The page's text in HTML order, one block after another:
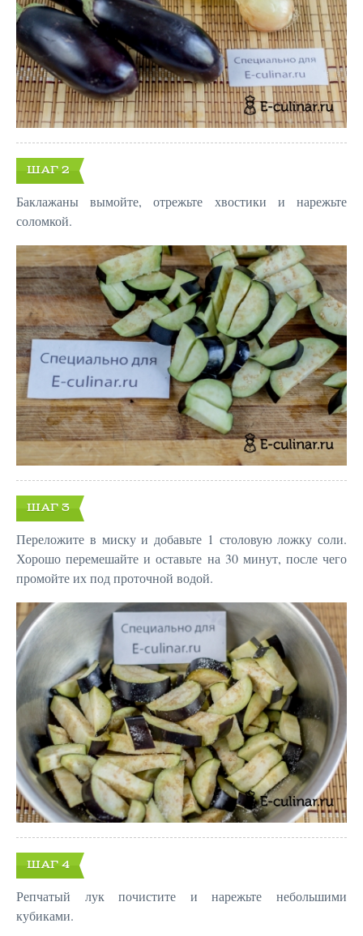
ШАГ 2
Баклажаны вымойте, отрежьте хвостики и нарежьте
соломкой.
ШАГ 3
Переложите в миску и добавьте 1 столовую ложку соли.
Хорошо перемешайте и оставьте на 30 минут, после чего
промойте их под проточной водой.
ШАГ 4
Репчатый лук почистите и нарежьте небольшими
кубиками.